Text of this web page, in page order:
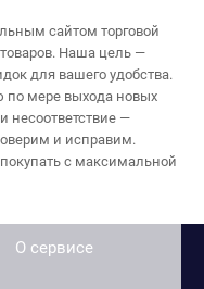
сайтом торговой
Наша цель —
для вашего удобства.
по мере выхода новых
несоответствие —
и исправим.
с максимальной
О сервисе